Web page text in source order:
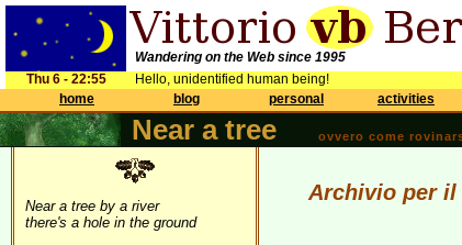
Wandering on the Web since 1995
Thu 6 - 22:55
Hello, unidentified human being!
home
blog personal activities
Near a tree ovvero come
Near a tree by a river
there's a hole in the ground
Archivio per il